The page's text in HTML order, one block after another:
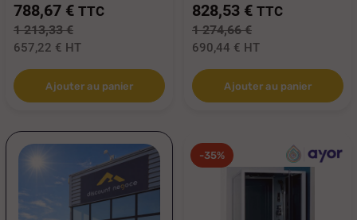
788,67 € TTC
1 213,33 €
657,22 € HT
Ajouter au panier
828,53 € TTC
1 274,66 €
690,44 € HT
Ajouter au panier
-35%